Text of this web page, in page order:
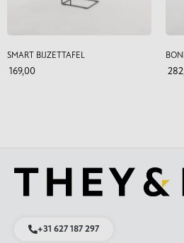
SMART BIJZETTAFEL
169,00
+31 627 187 297